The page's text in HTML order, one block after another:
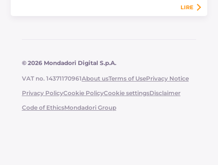
LIRE
© 2026 Mondadori Digital S.p.A.
VAT no. 14371170961About usTerms of UsePrivacy Notice
Privacy PolicyCookie PolicyCookie settingsDisclaimer
Code of EthicsMondadori Group